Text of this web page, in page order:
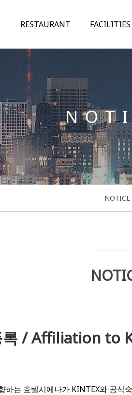
RESTAURANT FACILITIES
NOTICE
록 / Affiliation
는 호텔시에나가 KINTEX와 공